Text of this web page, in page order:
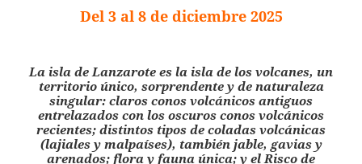
Del 3 al 8 de diciembre 2025
La isla de Lanzarote es la isla de los volcanes, un
territorio único, sorprendente y de naturaleza
singular: claros conos volcánicos antiguos
entrelazados con los oscuros conos volcánicos
recientes; distintos tipos de coladas volcánicas
(lajiales y malpaíses), también jable, gavias y
arenados; flora y fauna única; y el Risco de